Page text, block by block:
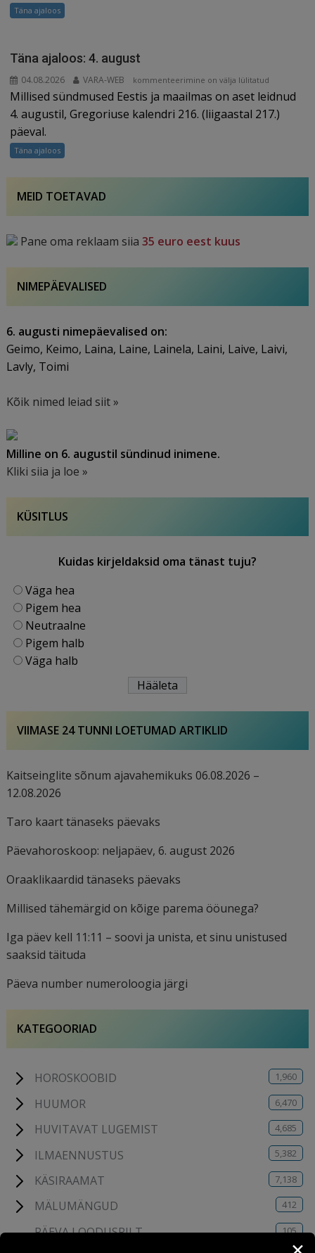
Täna ajaloos
Täna ajaloos: 4. august
04.08.2026 VARA-WEB
Täna
ajaloos:
4.
kommenteerimine on välja lülitatud
Millised sündmused Eestis ja maailmas on aset leidnud
4. augustil, Gregoriuse kalendri 216. (liigaastal 217.)
päeval.
Täna ajaloos
MEID TOETAVAD
Pane oma reklaam siia35 euro eest kuus
NIMEPÄEVALISED
6. augusti nimepäevalised on:
Geimo, Keimo, Laina, Laine, Lainela, Laini, Laive, Laivi,
Lavly, Toimi
Kõik nimed leiad siit »
Milline on 6. augustil sündinud inimene.
Kliki siia ja loe »
KÜSITLUS
Kuidas kirjeldaksid oma tänast tuju?
Väga hea
Pigem hea
Neutraalne
Pigem halb
Väga halb
VIIMASE 24 TUNNI LOETUMAD ARTIKLID
Kaitseinglite sõnum ajavahemikuks 06.08.2026 –
12.08.2026
Taro kaart tänaseks päevaks
Päevahoroskoop: neljapäev, 6. august 2026
Oraaklikaardid tänaseks päevaks
Millised tähemärgid on kõige parema ööunega?
Iga päev kell 11:11 – soovi ja unista, et sinu unistused
saaksid täituda
Päeva number numeroloogia järgi
KATEGOORIAD
HOROSKOOBID 1,960
HUUMOR 6,470
HUVITAVAT LUGEMIST 4,685
ILMAENNUSTUS 5,382
KÄSIRAAMAT 7,138
MÄLUMÄNGUD 412
PÄEVA LOODUSPILT 105